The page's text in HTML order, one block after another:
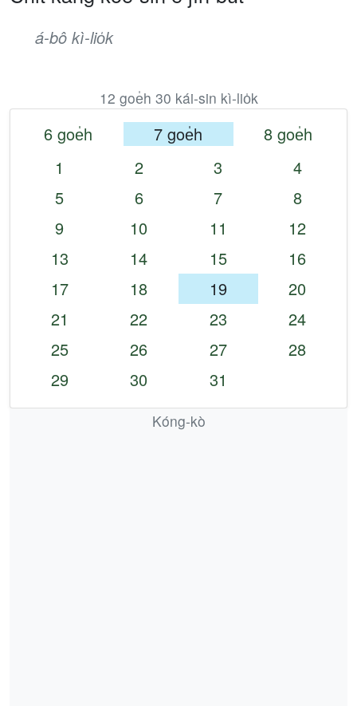
á-bô kì-lio̍k
12 goe̍h 30 kái-sin kì-lio̍k
6 goe̍h 7 goe̍h
8 goe̍h
1
2 3
4
5
6 7
8
9
10 11
12
13
14 15
16
17
18 19
20
21
22 23
24
25
26 27
28
29
30 31
Kóng-kò